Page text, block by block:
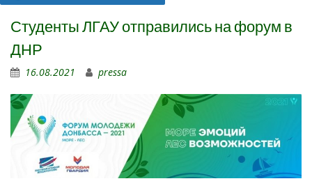
Студенты ЛГАУ отправились на форум в
ДНР
16.08.2021 pressa